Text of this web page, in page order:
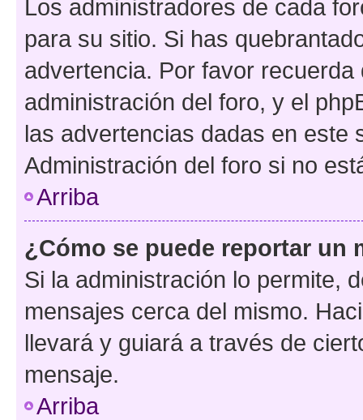
Los administradores de cada
para su sitio. Si has
advertencia. Por favor
administración del foro, y el
las advertencias dadas en este
Administración del foro si no
Arriba
¿Cómo se puede reportar un
Si la administración lo permite,
mensajes cerca del mismo.
llevará y guiará a través de
mensaje.
Arriba